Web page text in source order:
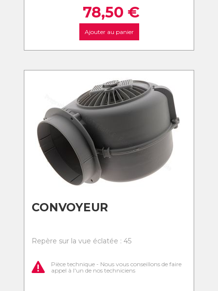
78,50 €
Ajouter au panier
CONVOYEUR
Repère sur la vue éclatée : 45
Pièce technique - Nous vous conseillons de faire
appel à l'un de nos techniciens